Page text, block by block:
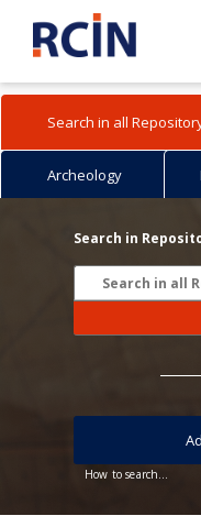
Search in all
Archeology
Search in
How to search...